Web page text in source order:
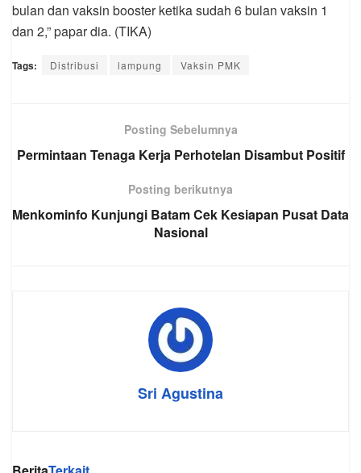
bulan dan vaksin booster ketika sudah 6 bulan vaksin 1
dan 2,” papar dia. (TIKA)
Tags: Distribusi lampung Vaksin PMK
Posting Sebelumnya
Permintaan Tenaga Kerja Perhotelan Disambut Positif
Posting berikutnya
Menkominfo Kunjungi Batam Cek Kesiapan Pusat Data
Nasional
Sri Agustina